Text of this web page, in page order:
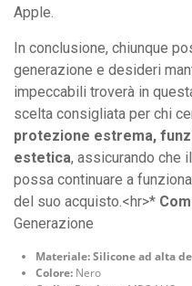
Apple.
In conclusione, chiunque
generazione e desideri
impeccabili troverà in
scelta consigliata per chi
protezione estrema,
estetica, assicurando che
possa continuare a
del suo acquisto.<hr>*
Generazione
Materiale:Silicone ad alta
Colore: Nero